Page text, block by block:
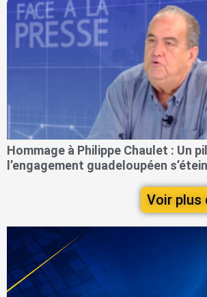
Hommage à Philippe Chaulet : Un
l’engagement guadeloupéen
Voir plus